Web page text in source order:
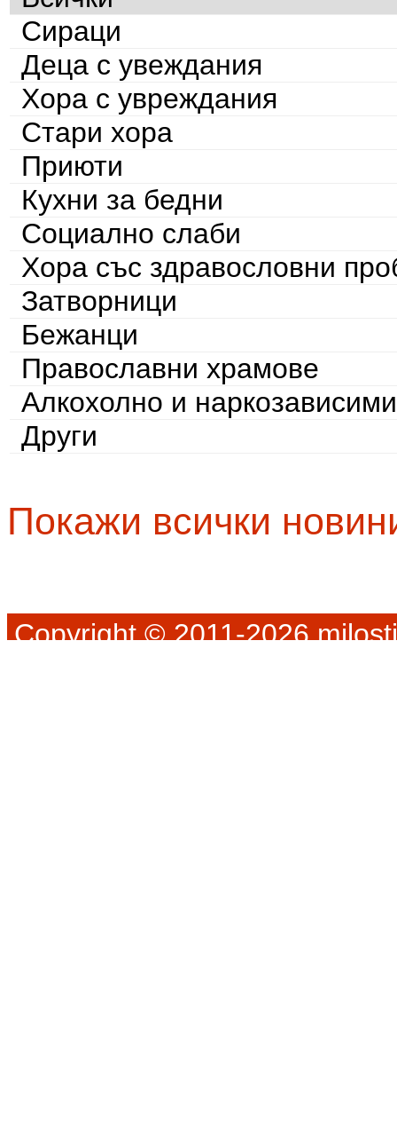
Сираци
Деца с увеждания
Хора с увреждания
Стари хора
Приюти
Кухни за бедни
Социално слаби
Хора със здравословни
Затворници
Бежанци
Православни храмове
Алкохолно и наркозависими
Други
Покажи всички
Copyright © 2011-2026